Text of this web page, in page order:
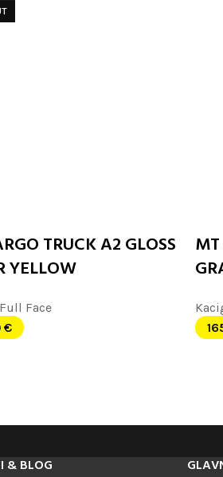
TRUCK A2 GLOSS
YELLOW
Full Face
€
& BLOG